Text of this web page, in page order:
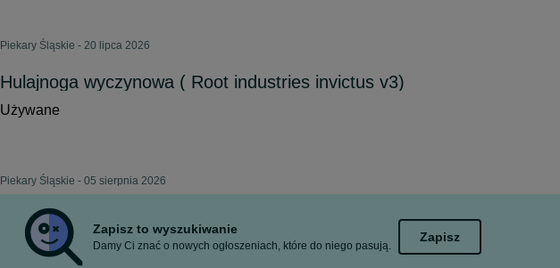
Piekary Śląskie - 20 lipca 2026
Hulajnoga wyczynowa ( Root industries invictus v3)
Używane
Piekary Śląskie - 05 sierpnia 2026
Zapisz to wyszukiwanie
Damy Ci znać o nowych ogłoszeniach, które do niego pasują.
Zapisz